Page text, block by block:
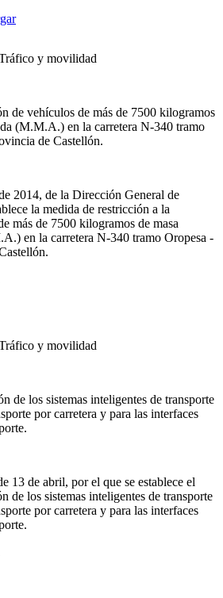
y movilidad
de vehículos de más de 7500 kilogramos
(M.M.A.) en la carretera N-340 tramo
de Castellón.
2014, de la Dirección General de
la medida de restricción a la
más de 7500 kilogramos de masa
en la carretera N-340 tramo Oropesa -
y movilidad
de los sistemas inteligentes de transporte
por carretera y para las interfaces
13 de abril, por el que se establece el
de los sistemas inteligentes de transporte
por carretera y para las interfaces